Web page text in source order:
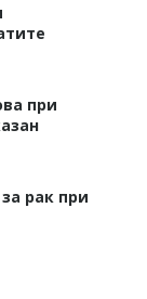
при
рак при